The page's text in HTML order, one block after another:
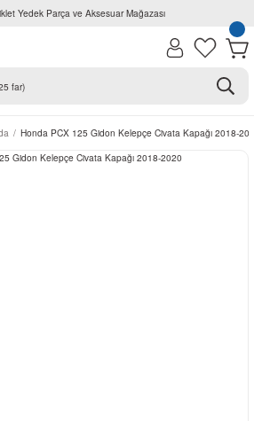
Yedek Parça ve Aksesuar Mağazası
Honda PCX 125 Gidon Kelepçe Civata Kapağı 2018-